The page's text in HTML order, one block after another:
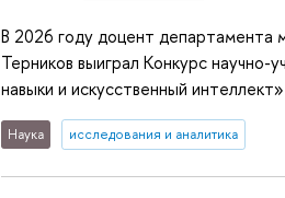
В 2026 году доцент департамента
Терников выиграл Конкурс
навыки и искусственный
Наука исследования и аналитика